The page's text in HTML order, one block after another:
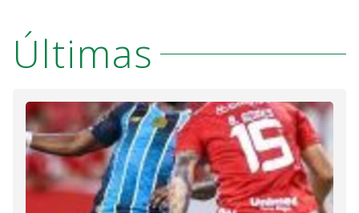
Últimas